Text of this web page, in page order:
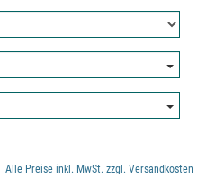
Alle Preise inkl. MwSt. zzgl. Versandkosten